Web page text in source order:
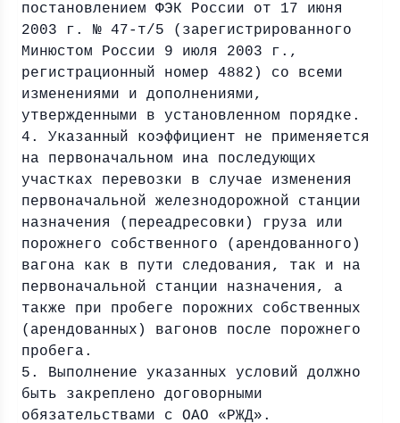
постановлением ФЭК России от 17 июня
2003 г. № 47-т/5 (зарегистрированного
Минюстом России 9 июля 2003 г.,
регистрационный номер 4882) со всеми
изменениями и дополнениями,
утвержденными в установленном порядке.
4. Указанный коэффициент не применяется
на первоначальном ина последующих
участках перевозки в случае изменения
первоначальной железнодорожной станции
назначения (переадресовки) груза или
порожнего собственного (арендованного)
вагона как в пути следования, так и на
первоначальной станции назначения, а
также при пробеге порожних собственных
(арендованных) вагонов после порожнего
пробега.
5. Выполнение указанных условий должно
быть закреплено договорными
обязательствами с ОАО «РЖД».